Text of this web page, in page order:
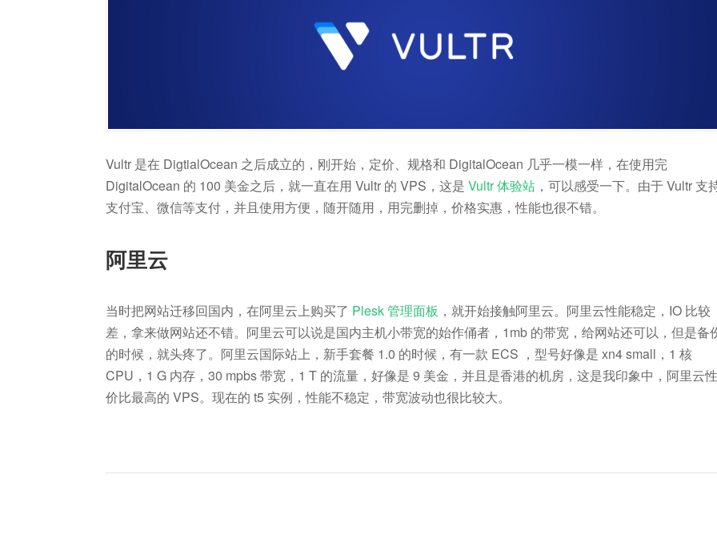
Vultr 是在 DigtialOcean 之后成立的，刚开始，定价、规格和 DigitalOcean 几乎一模一样，在使用完
DigitalOcean 的 100 美金之后，就一直在用 Vultr 的 VPS，这是 Vultr 体验站 ，可以感受一下。由于 Vultr 支
支付宝、微信等支付，并且使用方便，随开随用，用完删掉，价格实惠，性能也很不错。
阿里云
当时把网站迁移回国内，在阿里云上购买了 Plesk 管理面板 ，就开始接触阿里云。阿里云性能稳定，IO 比较
差，拿来做网站还不错。阿里云可以说是国内主机小带宽的始作俑者，1mb 的带宽，给网站还可以，但是备
的时候，就头疼了。阿里云国际站上，新手套餐 1.0 的时候，有一款 ECS ，型号好像是 xn4 small，1 核
CPU，1 G 内存，30 mpbs 带宽，1 T 的流量，好像是 9 美金，并且是香港的机房，这是我印象中，阿里云性
价比最高的 VPS。现在的 t5 实例，性能不稳定，带宽波动也很比较大。